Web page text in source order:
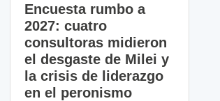
Encuesta rumbo a
2027: cuatro
consultoras midieron
el desgaste de Milei y
la crisis de liderazgo
en el peronismo